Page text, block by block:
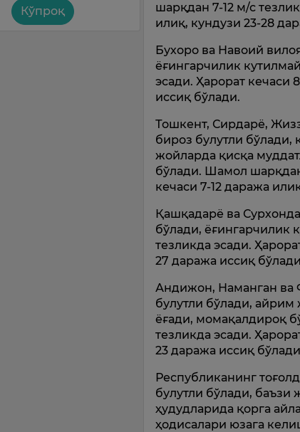
Кўпроқ
шарқдан 7-12 м/с
илиқ, кундузи 23-28
Бухоро ва Навоий
ёғингарчилик
эсади. Ҳарорат кечаси
иссиқ бўлади.
Тошкент, Сирдарё,
бироз булутли
жойларда қисқа
бўлади. Шамол
кечаси 7-12 даража
Қашқадарё ва
бўлади, ёғингарчилик
тезликда эсади.
27 даража иссиқ
Андижон, Наманган ва
булутли бўлади,
ёғади, момақалдироқ
тезликда эсади.
23 даража иссиқ
Республиканинг
булутли бўлади, баъзи
ҳудудларида қорга
ҳодисалари юзага